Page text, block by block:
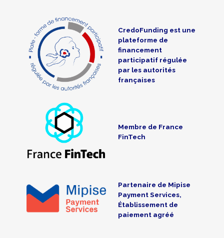
CredoFunding est une
plateforme de
financement
participatif régulée
par les autorités
françaises
Membre de France
FinTech
Partenaire de Mipise
Payment Services,
Établissement de
paiement agréé